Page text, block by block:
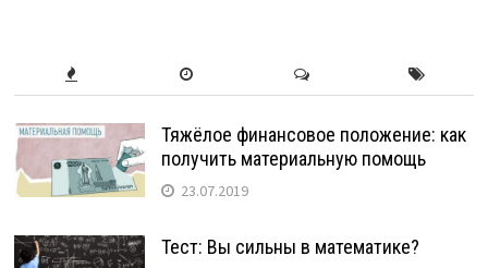
Тяжёлое финансовое положение: как
получить материальную помощь
23.07.2019
Тест: Вы сильны в математике?